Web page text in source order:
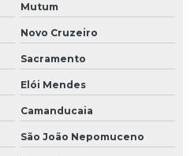
Mutum
Novo Cruzeiro
Sacramento
Elói Mendes
Camanducaia
São João Nepomuceno